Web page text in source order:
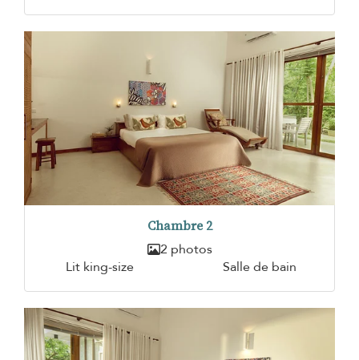
Chambre 2
2 photos
Lit king-size
Salle de bain